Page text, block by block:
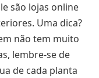
são lojas online
Uma dica?
não tem muito
lembre-se de
de cada planta